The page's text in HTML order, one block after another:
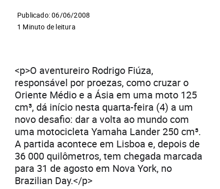
Publicado: 06/06/2008
1 Minuto de leitura
<p>O aventureiro Rodrigo Fiúza,
responsável por proezas, como cruzar o
Oriente Médio e a Ásia em uma moto 125
cm³, dá início nesta quarta-feira (4) a um
novo desafio: dar a volta ao mundo com
uma motocicleta Yamaha Lander 250 cm³.
A partida acontece em Lisboa e, depois de
36 000 quilômetros, tem chegada marcada
para 31 de agosto em Nova York, no
Brazilian Day.</p>